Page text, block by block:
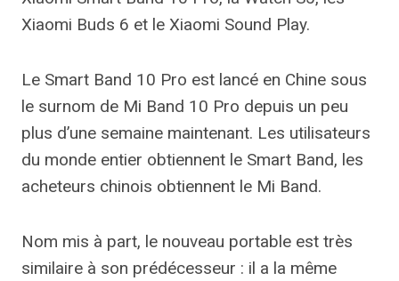
Xiaomi Buds 6 et le Xiaomi Sound Play.
Le Smart Band 10 Pro est lancé en Chine sous
le surnom de Mi Band 10 Pro depuis un peu
plus d’une semaine maintenant. Les utilisateurs
du monde entier obtiennent le Smart Band, les
acheteurs chinois obtiennent le Mi Band.
Nom mis à part, le nouveau portable est très
similaire à son prédécesseur : il a la même